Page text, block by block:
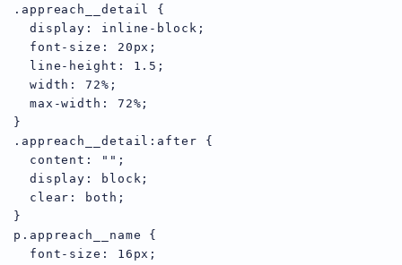
.appreach__detail {
  display: inline-block;
  font-size: 20px;
  line-height: 1.5;
  width: 72%;
  max-width: 72%;
}
.appreach__detail:after {
  content: "";
  display: block;
  clear: both;
}
p.appreach__name {
  font-size: 16px;